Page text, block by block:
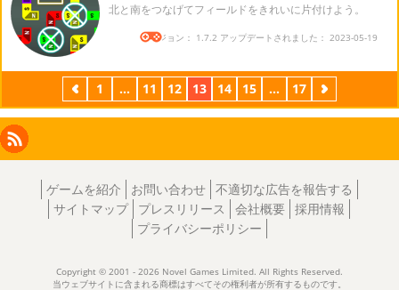
北と南をつなげてフィールドをきれいに片付けよう。
バージョン： 1.7.2 アップデートされました： 2023-05-19
前 1 ... 11 12 13 14 15 ... 17 次
Facebook
Instagram
X
LinkedIn
RSS
ゲームを紹介 お問い合わせ
不適切な広告を報告する
サイトマップ
プレスリリース 会社概要 採用情報
プライバシーポリシー
Copyright © 2001 - 2026 Novel Games Limited. All Rights Reserved.
当ウェブサイトに含まれる商標はすべてその権利者が所有するものです。